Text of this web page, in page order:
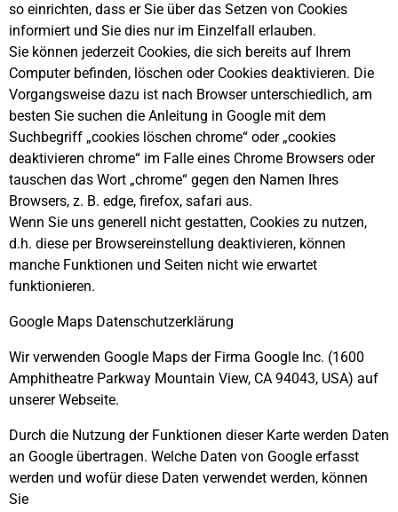
so einrichten, dass er Sie über das Setzen von Cookies
informiert und Sie dies nur im Einzelfall erlauben.
Sie können jederzeit Cookies, die sich bereits auf Ihrem
Computer befinden, löschen oder Cookies deaktivieren. Die
Vorgangsweise dazu ist nach Browser unterschiedlich, am
besten Sie suchen die Anleitung in Google mit dem
Suchbegriff „cookies löschen chrome“ oder „cookies
deaktivieren chrome“ im Falle eines Chrome Browsers oder
tauschen das Wort „chrome“ gegen den Namen Ihres
Browsers, z. B. edge, firefox, safari aus.
Wenn Sie uns generell nicht gestatten, Cookies zu nutzen,
d.h. diese per Browsereinstellung deaktivieren, können
manche Funktionen und Seiten nicht wie erwartet
funktionieren.
Google Maps Datenschutzerklärung
Wir verwenden Google Maps der Firma Google Inc. (1600
Amphitheatre Parkway Mountain View, CA 94043, USA) auf
unserer Webseite.
Durch die Nutzung der Funktionen dieser Karte werden Daten
an Google übertragen. Welche Daten von Google erfasst
werden und wofür diese Daten verwendet werden, können
Sie